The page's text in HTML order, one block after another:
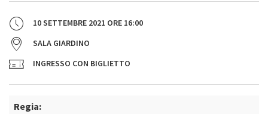
10 SETTEMBRE 2021 ORE 16:00
SALA GIARDINO
INGRESSO CON BIGLIETTO
Regia: